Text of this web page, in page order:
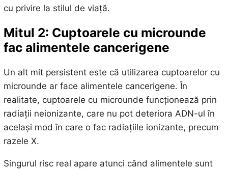
cu privire la stilul de viață.
Mitul 2: Cuptoarele cu microunde
fac alimentele cancerigene
Un alt mit persistent este că utilizarea cuptoarelor cu
microunde ar face alimentele cancerigene. În
realitate, cuptoarele cu microunde funcționează prin
radiații neionizante, care nu pot deteriora ADN-ul în
același mod în care o fac radiațiile ionizante, precum
razele X.
Singurul risc real apare atunci când alimentele sunt